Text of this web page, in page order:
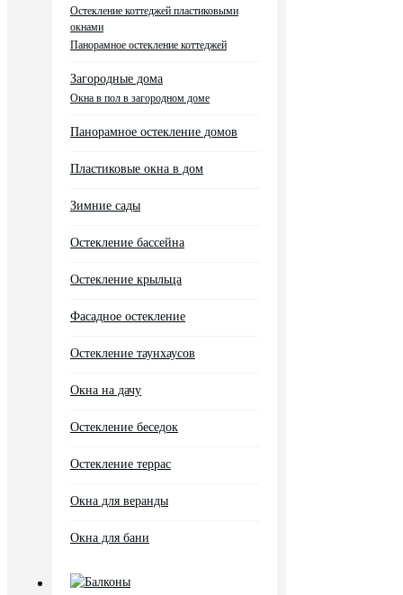
Остекление коттеджей пластиковыми
окнами
Панорамное остекление коттеджей
Загородные дома
Окна в пол в загородном доме
Панорамное остекление домов
Пластиковые окна в дом
Зимние сады
Остекление бассейна
Остекление крыльца
Фасадное остекление
Остекление таунхаусов
Окна на дачу
Остекление беседок
Остекление террас
Окна для веранды
Окна для бани
Балконы